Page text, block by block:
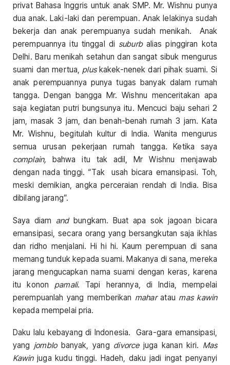
privat Bahasa Inggris untuk anak SMP. Mr. Wishnu punya
dua anak. Laki-laki dan perempuan. Anak lelakinya sudah
bekerja dan anak perempuanya sudah menikah. Anak
perempuannya itu tinggal di suburbalias pinggiran kota
Delhi. Baru menikah setahun dan sangat sibuk mengurus
suami dan mertua, pluskakek-nenek dari pihak suami. Si
anak perempuannya punya tugas banyak dalam rumah
tangga. Dengan bangga Mr. Wishnu menceritakan apa
saja kegiatan putri bungsunya itu. Mencuci baju sehari 2
jam, masak 3 jam, dan benah-benah rumah 3 jam. Kata
Mr. Wishnu, begitulah kultur di India. Wanita mengurus
semua urusan pekerjaan rumah tangga. Ketika saya
complain, bahwa itu tak adil, Mr Wishnu menjawab
dengan nada tinggi. “Tak usah bicara emansipasi. Toh,
meski demikian, angka perceraian rendah di India. Bisa
dibilang jarang”.
Saya diam andbungkam. Buat apa sok jagoan bicara
emansipasi, secara orang yang bersangkutan saja ikhlas
dan ridho menjalani. Hi hi hi. Kaum perempuan di sana
memang tunduk kepada suami. Makanya di sana, mereka
jarang mengucapkan nama suami dengan keras, karena
itu konon pamali. Tapi herannya, di India, mempelai
perempuanlah yang memberikan maharatau mas kawin
kepada mempelai pria.
Daku lalu kebayang di Indonesia. Gara-gara emansipasi,
yang jomblobanyak, yang divorcejuga kanan kiri. Mas
Kawinjuga kudu tinggi. Hadeh, daku jadi ingat penyanyi